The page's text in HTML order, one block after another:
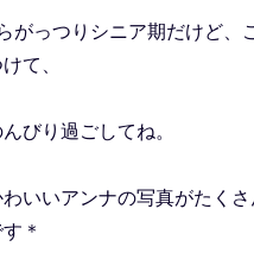
がっつりシニア期だけど、
て、
びり過ごしてね。
いいアンナの写真がたく
＊